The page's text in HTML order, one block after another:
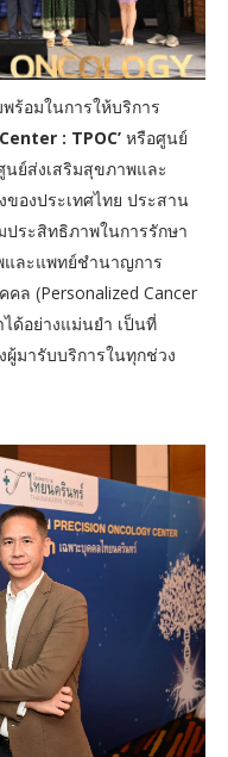
ร้อมในการให้บริการ
: TPOC’หรือศูนย์
นย์ส่งเสริมสุขภาพและ
องประเทศไทย ประสาน
ระสิทธิภาพในการรักษา
และแพทย์ชำนาญการ
ล (Personalized Cancer
ด้อย่างแม่นยำ เป็นที่
มารับบริการในทุกช่วง